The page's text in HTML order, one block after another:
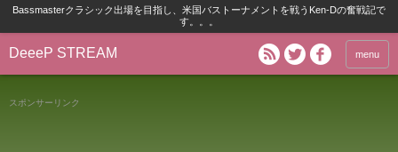
Bassmasterクラシック出場を目指し、米国バストーナメントを戦うKen-Dの奮戦記で
す。。。
DeeeP STREAM menu
スポンサーリンク